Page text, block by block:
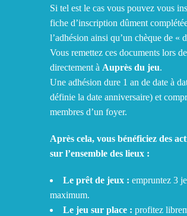
Si tel est le cas vous pouvez vous
fiche d’inscription dûment
l’adhésion ainsi qu’un chèque de «
Vous remettez ces documents lors
directement à Auprès du jeu.
Une adhésion dure 1 an de date à
définie la date anniversaire) et
membres d’un foyer.
Après cela, vous bénéficiez des
sur l’ensemble des lieux :
Le prêt de jeux : empruntez 3
maximum.
Le jeu sur place : profitez